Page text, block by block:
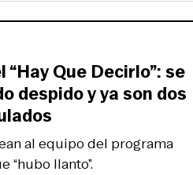
al equipo del programa
“hubo llanto”.
Que Decirlo”: se
despido y ya son dos